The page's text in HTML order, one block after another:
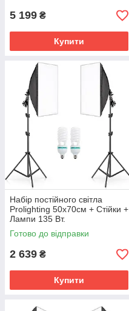
5 199 ₴
Купити
Набір постійного світла
Prolighting 50х70см + Стійки +
Лампи 135 Вт.
Готово до відправки
2 639 ₴
Купити